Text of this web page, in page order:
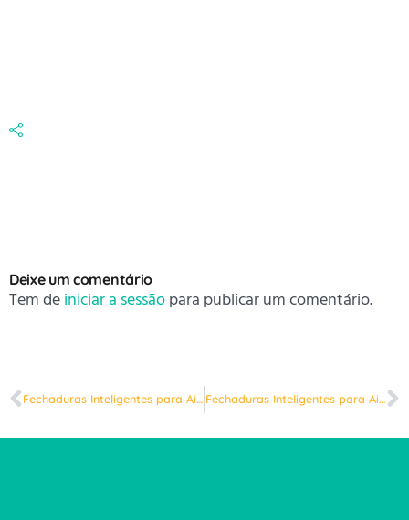
Deixe um comentário
Tem de iniciar a sessão para publicar um comentário.
Fechaduras Inteligentes para Airbnb no Funchal, Madeira: Guia Completo 2025 Fechaduras Inteligentes para Airbnb em Braga: Guia Completo 2025